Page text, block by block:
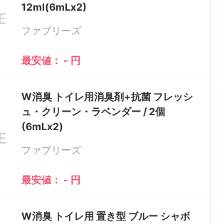
12ml(6mLx2)
ファブリーズ
最安値： - 円
W消臭 トイレ用消臭剤+抗菌 フレッシ
ュ・クリーン・ラベンダー / 2個
(6mLx2)
ファブリーズ
最安値： - 円
W消臭 トイレ用 置き型 ブルー シャボ